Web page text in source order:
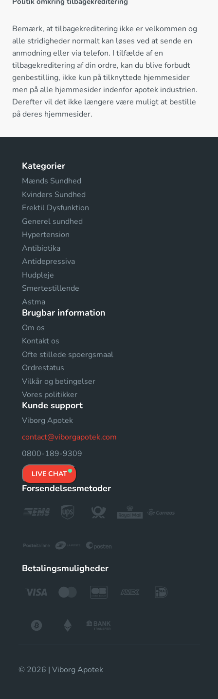
Bemærk, at tilbagekreditering ikke er velkommen og
alle stridigheder normalt kan løses ved at sende en
anmodning eller via telefon. I tilfælde af en
tilbagekreditering af din ordre, kan du blive forbudt
genbestilling, ikke kun på tilknyttede hjemmesider
men på alle hjemmesider indenfor apotek industrien.
Derefter vil det ikke længere være muligt at bestille
på deres hjemmesider.
Kategorier
Mænds Sundhed
Kvinders Sundhed
Erektil Dysfunktion
Generel sundhed
Hypertension
Antibiotika
Antidepressiva
Hudpleje
Smertestillende
Astma
Brugbar information
Om os
Kontakt os
Ofte stillede spoergsmaal
Ordrestatus
Vilkår og betingelser
Vores politikker
Kunde support
Viborg Apotek
contact@viborgapotek.com
0800-189-9309
LIVE CHAT
Forsendelsesmetoder
Betalingsmuligheder
© 2026 | Viborg Apotek